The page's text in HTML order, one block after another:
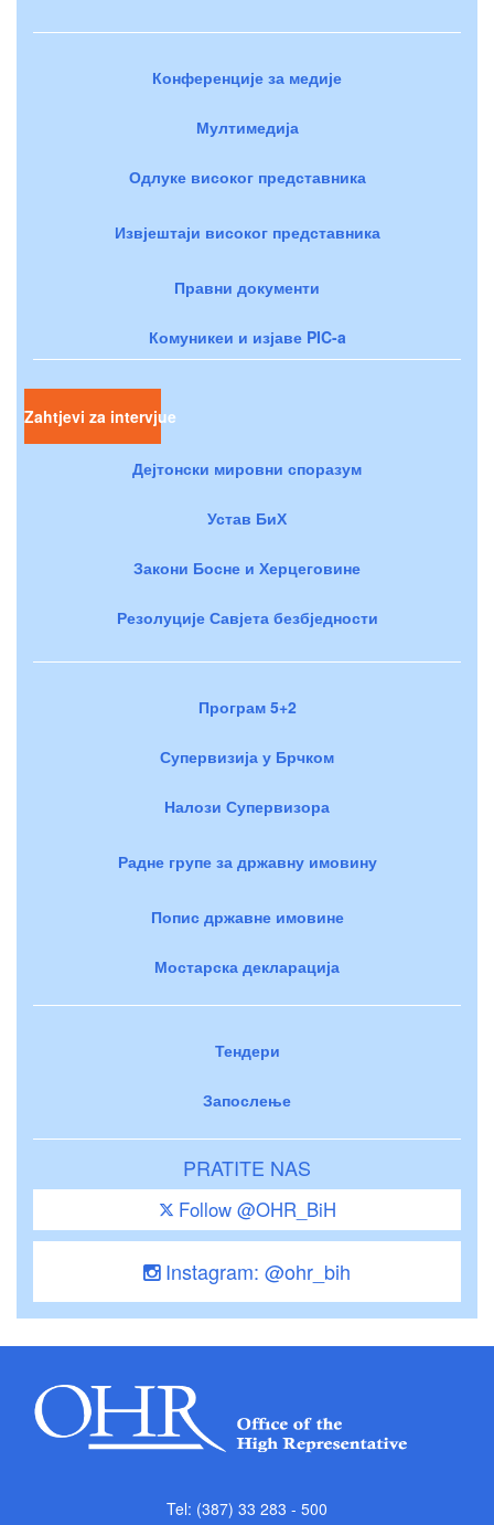
Конференције за медије
Мултимедија
Одлуке високог представника
Извјештаји високог представника
Правни документи
Комуникеи и изјаве PIC-a
Zahtjevi za intervjue
Дејтонски мировни споразум
Устав БиХ
Закони Босне и Херцеговине
Резолуције Савјета безбједности
Програм 5+2
Супервизија у Брчком
Налози Супервизора
Радне групе за државну имовину
Попис државне имовине
Мостарска декларација
Тендери
Запослење
PRATITE NAS
Follow @OHR_BiH
Instagram: @ohr_bih
Tel: (387) 33 283 - 500